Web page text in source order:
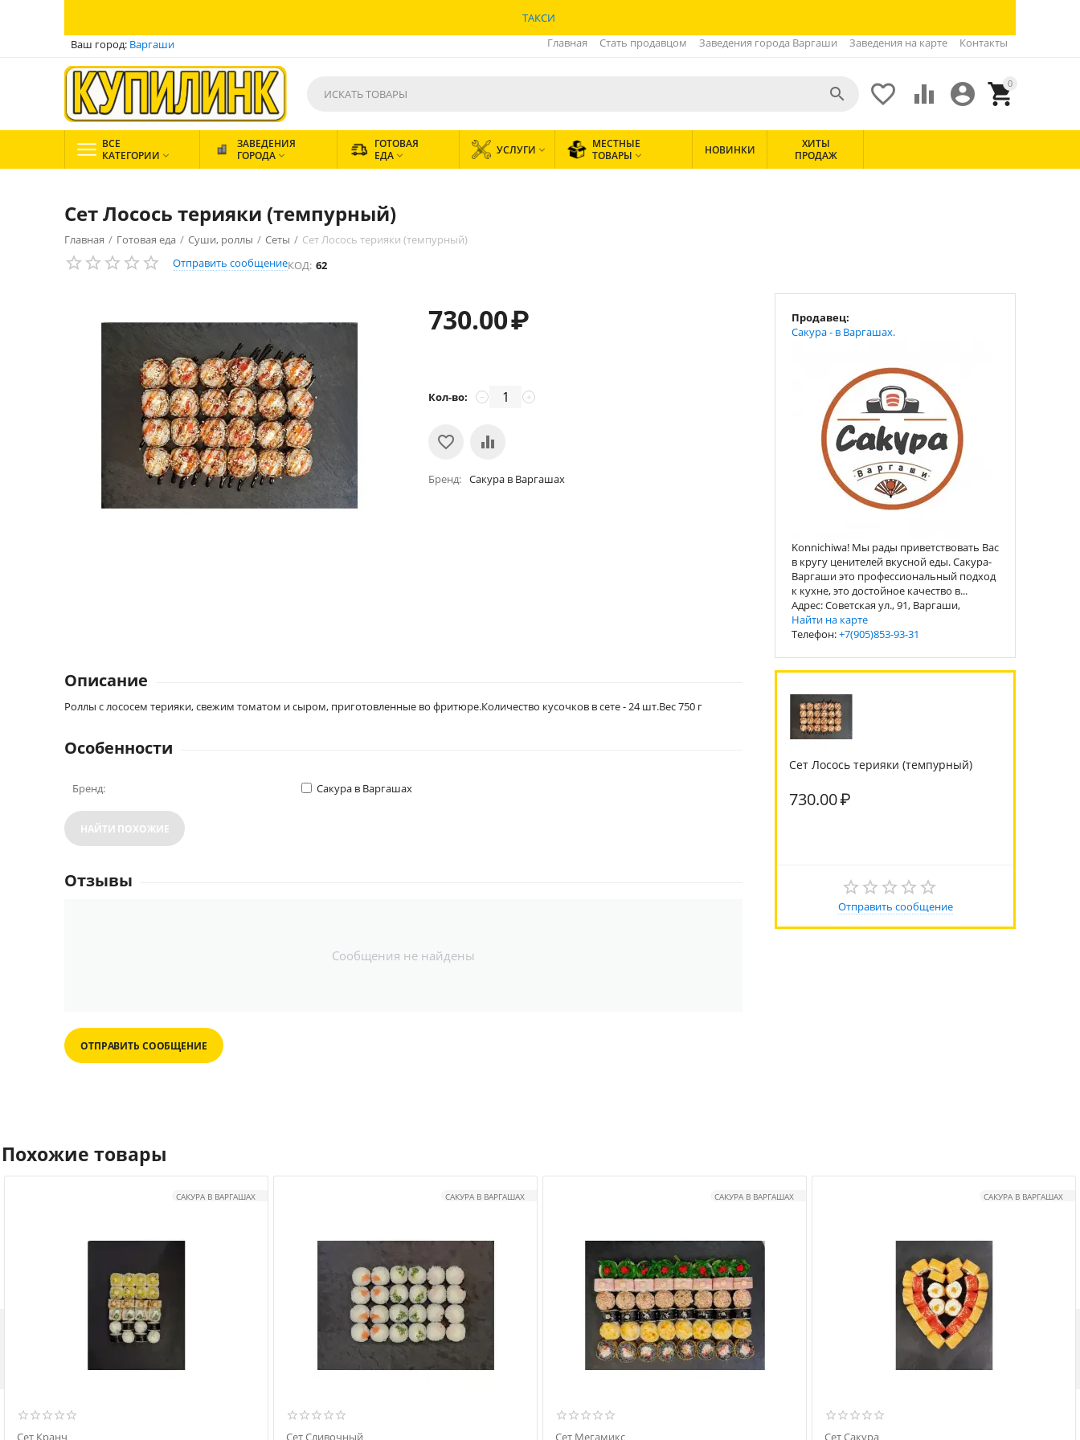
ТАКСИ
Ваш город: Варгаши Главная Стать продавцом Заведения города Варгаши Заведения на карте Контакты
0


 

ВСЕ
КАТЕГОРИИ 
ЗАВЕДЕНИЯ
ГОРОДА 
ГОТОВАЯ
ЕДА  УСЛУГИ 
МЕСТНЫЕ
ТОВАРЫ  НОВИНКИ
ХИТЫ
ПРОДАЖ
Сет Лосось терияки (темпурный)
Главная / Готовая еда / Суши, роллы / Сеты / Сет Лосось терияки (темпурный)
Отправить сообщениеКОД: 62
730.00₽
Кол-во: +
−
Бренд Сакура в Варгашах
Продавец:
Сакура - в Варгашах.
Konnichiwa! Мы рады приветствовать Вас
в кругу ценителей вкусной еды. Сакура-
Варгаши это профессиональный подход
к кухне, это достойное качество в...
Адрес: Советская ул., 91, Варгаши,
Найти на карте
Телефон:+7(905)853-93-31
Сет Лосось терияки (темпурный)
730.00₽
Отправить сообщение
Описание
Роллы с лососем терияки, свежим томатом и сыром, приготовленные во фритюре.Количество кусочков в сете - 24 шт.Вес 750 г
Особенности
Бренд: Сакура в Варгашах
НАЙТИ ПОХОЖИЕ
Отзывы
Сообщения не найдены
ОТПРАВИТЬ СООБЩЕНИЕ
Похожие товары
САКУРА В ВАРГАШАХ
Сет Кранч
САКУРА В ВАРГАШАХ
Сет Сливочный
САКУРА В ВАРГАШАХ
Сет Мегамикс
САКУРА В ВАРГАШАХ
Сет Сакура